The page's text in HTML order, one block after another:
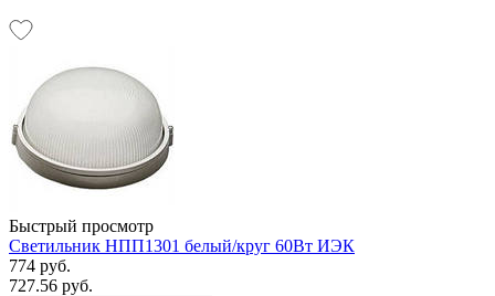
Быстрый просмотр
Светильник НПП1301 белый/круг 60Вт ИЭК
774 руб.
727.56 руб.